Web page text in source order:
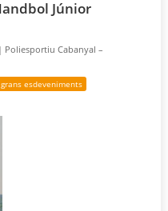
Júnior
Poliesportiu Cabanyal –
grans esdeveniments